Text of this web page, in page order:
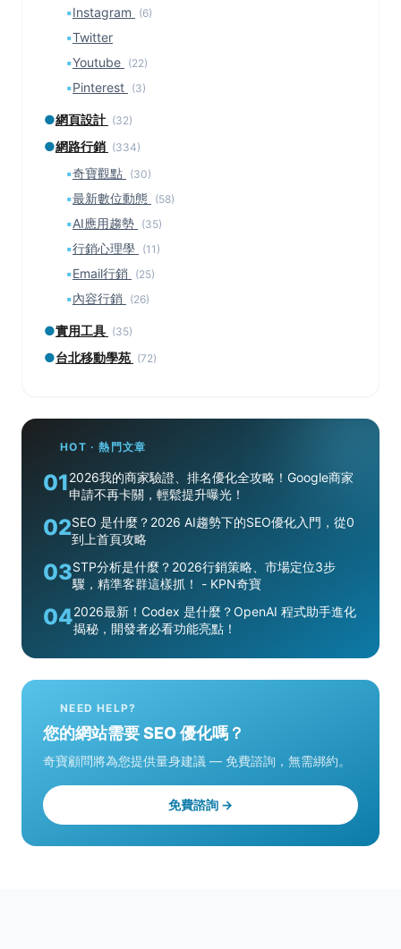
▪Instagram (6)
▪Twitter
▪Youtube (22)
▪Pinterest (3)
●網頁設計 (32)
●網路行銷 (334)
▪奇寶觀點 (30)
▪最新數位動態 (58)
▪AI應用趨勢 (35)
▪行銷心理學 (11)
▪Email行銷 (25)
▪內容行銷 (26)
●實用工具 (35)
●台北移動學苑 (72)
HOT · 熱門文章
012026我的商家驗證、排名優化全攻略！Google商家
申請不再卡關，輕鬆提升曝光！
02SEO 是什麼？2026 AI趨勢下的SEO優化入門，從0
到上首頁攻略
03STP分析是什麼？2026行銷策略、市場定位3步
驟，精準客群這樣抓！ - KPN奇寶
042026最新！Codex 是什麼？OpenAI 程式助手進化
揭秘，開發者必看功能亮點！
NEED HELP?
您的網站需要 SEO 優化嗎？
奇寶顧問將為您提供量身建議 — 免費諮詢，無需綁約。
免費諮詢 →